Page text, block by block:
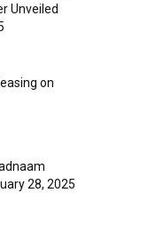
Unveiled
on
28, 2025